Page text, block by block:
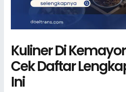
Kuliner Di
Cek Daftar
Ini